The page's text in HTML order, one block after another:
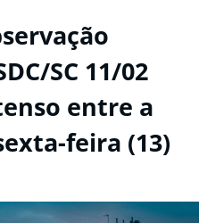
SC 11/02
entre a
feira (13)